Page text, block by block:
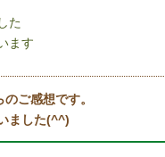
た
ます
ご感想です。
ました(^^)